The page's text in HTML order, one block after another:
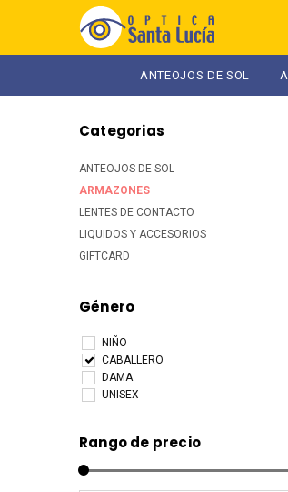
ANTEOJOS DE SOL
Categorias
ANTEOJOS DE SOL
ARMAZONES
LENTES DE CONTACTO
LIQUIDOS Y ACCESORIOS
GIFTCARD
Género
NIÑO
CABALLERO
DAMA
UNISEX
Rango de precio